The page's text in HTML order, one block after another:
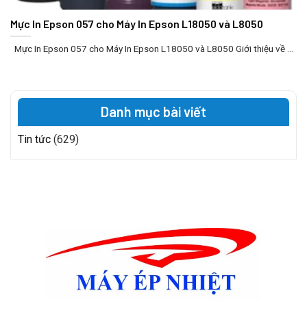
Danh mục bài viết
Tin tức (629)
Mực In Epson 057 cho Máy In Epson L18050 và L8050
Mực In Epson 057 cho Máy In Epson L18050 và L8050 Giới thiệu về ...